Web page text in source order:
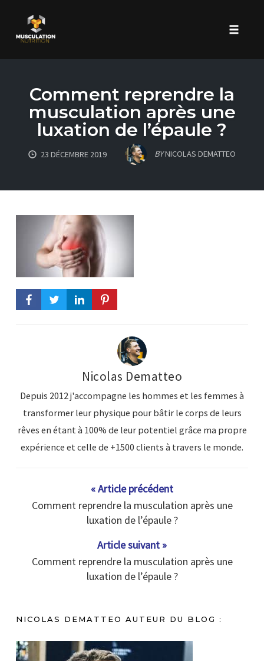
contentComment reprendre la
musculation après une
luxation de l’épaule ?
23 DÉCEMBRE 2019 BYNICOLAS DEMATTEO
Nicolas Dematteo
Depuis 2012 j'accompagne les hommes et les femmes à
transformer leur physique pour bâtir le corps de leurs
rêves en étant à 100% de leur potentiel grâce ma propre
expérience et celle de +1500 clients à travers le monde.
« Article précédent
Comment reprendre la musculation après une
luxation de l’épaule ?
Article suivant »
Comment reprendre la musculation après une
luxation de l’épaule ?
NICOLAS DEMATTEO AUTEUR DU BLOG :